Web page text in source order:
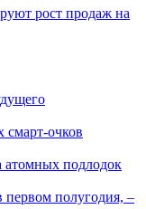
рост продаж на
очков
атомных подлодок
полугодия, –